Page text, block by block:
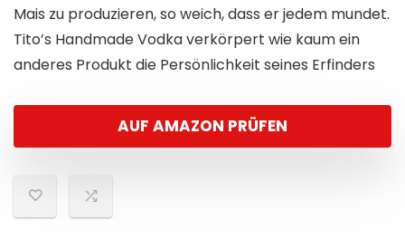
Mais zu produzieren, so weich, dass er jedem mundet.
Tito’s Handmade Vodka verkörpert wie kaum ein
anderes Produkt die Persönlichkeit seines Erfinders
AUF AMAZON PRÜFEN